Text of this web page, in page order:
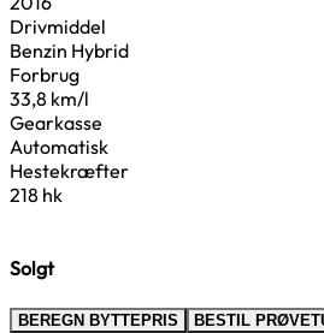
Drivmiddel
Benzin Hybrid
Forbrug
33,8 km/l
Gearkasse
Automatisk
Hestekræfter
218 hk
Solgt
BEREGN BYTTEPRIS BESTIL